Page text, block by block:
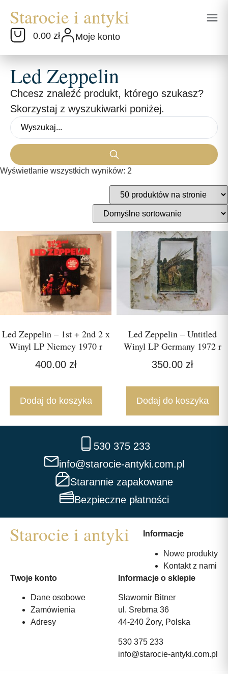
0.00 zł Moje konto
Led Zeppelin
Chcesz znaleźć produkt, którego szukasz?
Skorzystaj z wyszukiwarki poniżej.
Wyświetlanie wszystkich wyników: 2
Led Zeppelin – 1st + 2nd 2 x
Winyl LP Niemcy 1970 r
400.00 zł
Dodaj do koszyka
Led Zeppelin – Untitled
Winyl LP Germany 1972 r
350.00 zł
Dodaj do koszyka
530 375 233
info@starocie-antyki.com.pl
Starannie zapakowane
Bezpieczne płatności
Informacje
Nowe produkty
Kontakt z nami
Twoje konto
Dane osobowe
Zamówienia
Adresy
Informacje o sklepie
Sławomir Bitner
ul. Srebrna 36
44-240 Żory, Polska
530 375 233
info@starocie-antyki.com.pl